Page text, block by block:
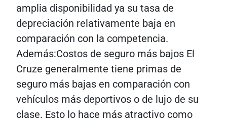
amplia disponibilidad ya su tasa de
depreciación relativamente baja en
comparación con la competencia.
Además:Costos de seguro más bajos El
Cruze generalmente tiene primas de
seguro más bajas en comparación con
vehículos más deportivos o de lujo de su
clase. Esto lo hace más atractivo como